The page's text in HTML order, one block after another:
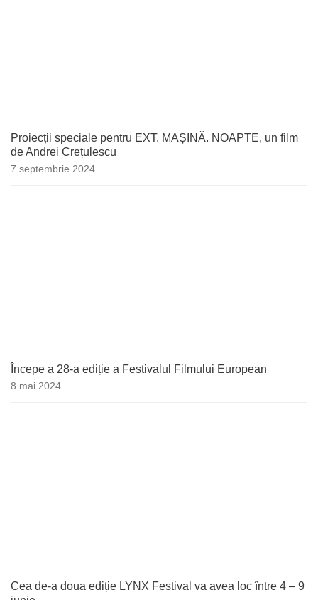
Proiecții speciale pentru EXT. MAȘINĂ. NOAPTE, un film
de Andrei Crețulescu
7 septembrie 2024
Începe a 28-a ediție a Festivalul Filmului European
8 mai 2024
Cea de-a doua ediție LYNX Festival va avea loc între 4 – 9